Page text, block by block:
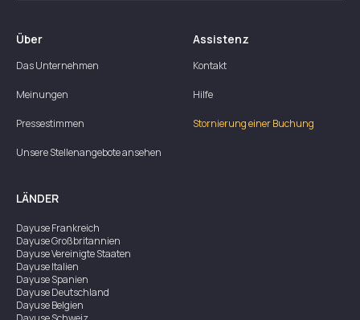
Über
Das Unternehmen
Meinungen
Pressestimmen
Unsere Stellenangebote ansehen
Assistenz
Kontakt
Hilfe
Stornierung einer Buchung
LÄNDER
DayuseFrankreich
DayuseGroßbritannien
DayuseVereinigte Staaten
DayuseItalien
DayuseSpanien
DayuseDeutschland
DayuseBelgien